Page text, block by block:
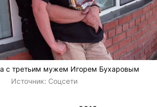
с третьим мужем Игорем Бухаровым
Источник: Соцсети